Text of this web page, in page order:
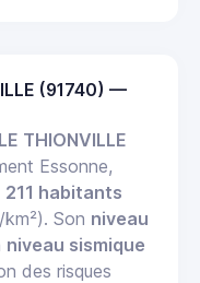
(91740) —
THIONVILLE
Essonne,
211 habitants
Son niveau
niveau sismique
des risques